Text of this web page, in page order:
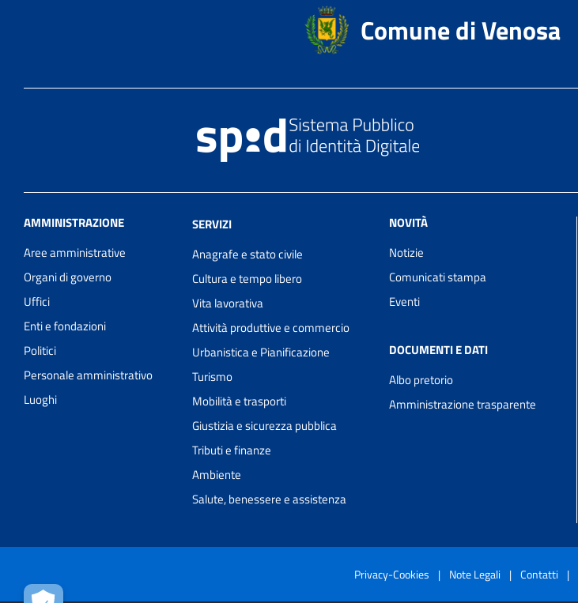
Comune di Venosa
AMMINISTRAZIONE
Aree amministrative
Organi di governo
Uffici
Enti e fondazioni
Politici
Personale amministrativo
Luoghi
SERVIZI
Anagrafe e stato civile
Cultura e tempo libero
Vita lavorativa
Attività produttive e commercio
Urbanistica e Pianificazione
Turismo
Mobilità e trasporti
Giustizia e sicurezza pubblica
Tributi e finanze
Ambiente
Salute, benessere e assistenza
NOVITÀ
Notizie
Comunicati stampa
Eventi
DOCUMENTI E DATI
Albo pretorio
Amministrazione trasparente
Privacy-Cookies | Note Legali | Contatti |